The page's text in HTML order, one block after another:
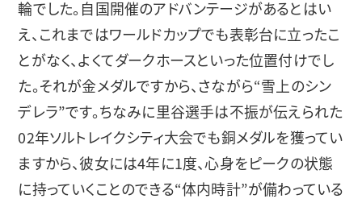
輪でした。自国開催のアドバンテージがあるとはい
え、これまではワールドカップでも表彰台に立ったこ
とがなく、よくてダークホースといった位置付けでし
た。それが金メダルですから、さながら“雪上のシン
デレラ”です。ちなみに里谷選手は不振が伝えられた
02年ソルトレイクシティ大会でも銅メダルを獲ってい
ますから、彼女には4年に1度、心身をピークの状態
に持っていくことのできる“体内時計”が備わっている